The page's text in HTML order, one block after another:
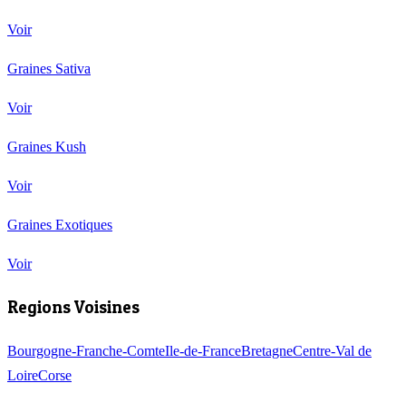
Voir
Graines Sativa
Voir
Graines Kush
Voir
Graines Exotiques
Voir
Regions Voisines
Bourgogne-Franche-ComteIle-de-FranceBretagneCentre-Val de
LoireCorse